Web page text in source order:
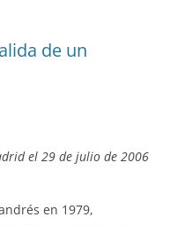
de un
el 29 de julio de 2006
en 1979,